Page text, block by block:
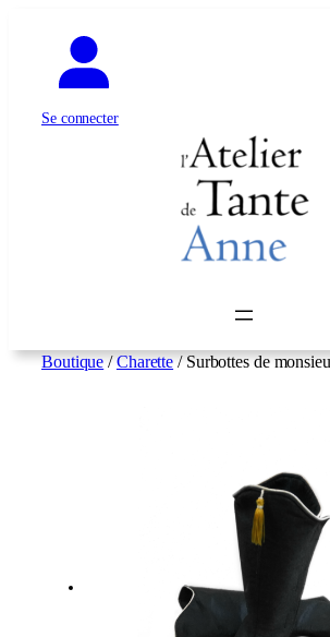
Se connecter
Boutique/Charette/ Surbottes de